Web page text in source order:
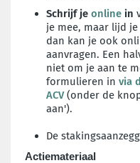
Schrijf je online in
je mee, maar lijd
dan kan je ook
aanvragen. Een
niet om je aan te
formulieren in via
ACV(onder de
aan').
De
Actiemateriaal